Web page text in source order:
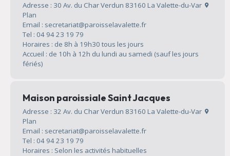
Adresse : 30 Av. du Char Verdun 83160 La Valette-du-Var
Plan
Email : secretariat@paroisselavalette.fr
Tel : 04 94 23 19 79
Horaires : de 8h à 19h30 tous les jours
Accueil : de 10h à 12h du lundi au samedi (sauf les jours
fériés)
Maison paroissiale Saint Jacques
Adresse : 32 Av. du Char Verdun 83160 La Valette-du-Var
Plan
Email : secretariat@paroisselavalette.fr
Tel : 04 94 23 19 79
Horaires : Selon les activités habituelles